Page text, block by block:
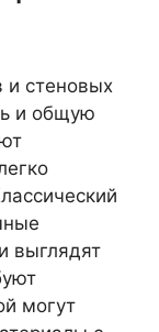
стеновых
и общую
выглядят
могут